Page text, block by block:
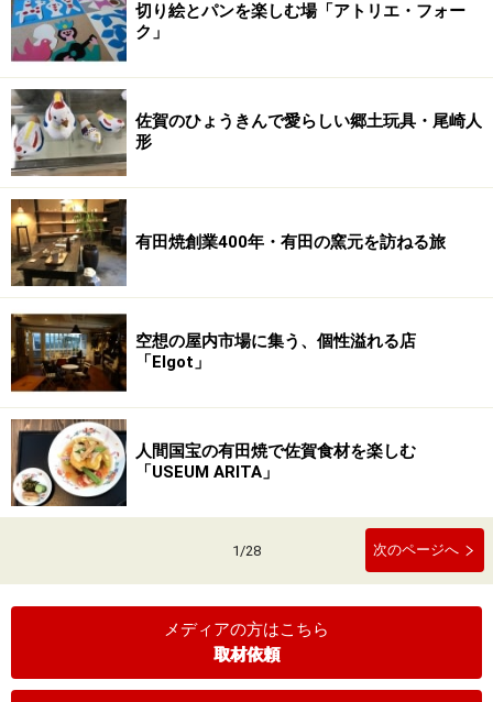
切り絵とパンを楽しむ場「アトリエ・フォー
ク」
佐賀のひょうきんで愛らしい郷土玩具・尾崎人
形
有田焼創業400年・有田の窯元を訪ねる旅
空想の屋内市場に集う、個性溢れる店
「Elgot」
人間国宝の有田焼で佐賀食材を楽しむ
「USEUM ARITA」
1/28 次のページへ
メディアの方はこちら
取材依頼